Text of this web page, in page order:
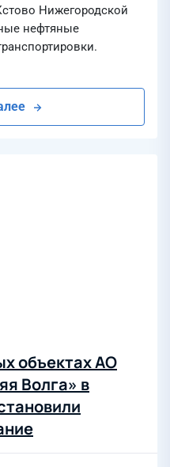
Нижегородской
нефтяные
объектах АО
Волга» в